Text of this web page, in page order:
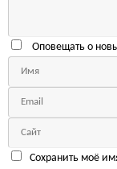
Оповещать о
Сохранить моё